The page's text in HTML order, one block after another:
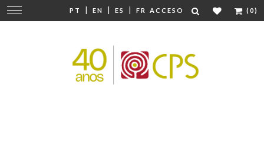
PT | EN | ES | FR ACCESO (0)
Cambiar
navegación